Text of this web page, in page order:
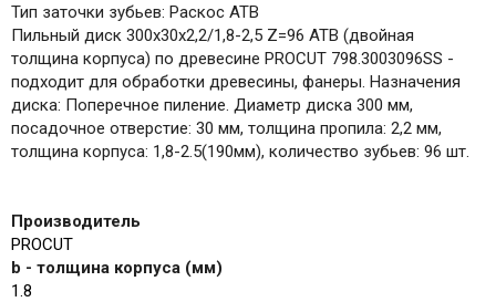
Тип заточки зубьев: Раскос ATB
Пильный диск 300x30x2,2/1,8-2,5 Z=96 ATB (двойная
толщина корпуса) по древесине PROCUT 798.3003096SS -
подходит для обработки древесины, фанеры. Назначения
диска: Поперечное пиление. Диаметр диска 300 мм,
посадочное отверстие: 30 мм, толщина пропила: 2,2 мм,
толщина корпуса: 1,8-2.5(190мм), количество зубьев: 96 шт.
Производитель
PROCUT
b - толщина корпуса (мм)
1.8